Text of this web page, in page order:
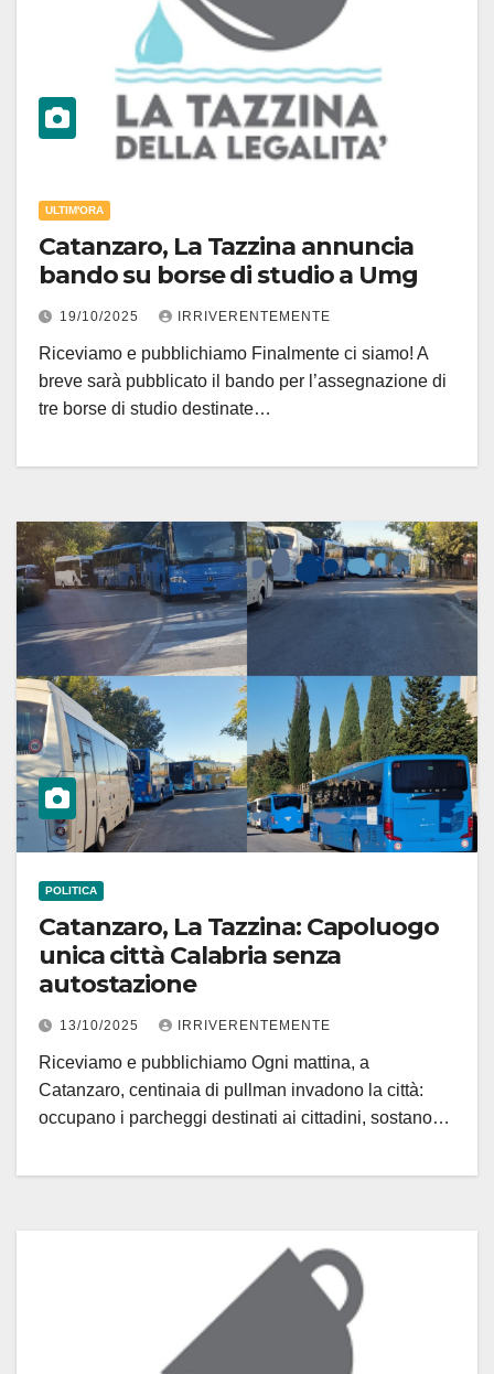
ULTIM'ORA
Catanzaro, La Tazzina annuncia
bando su borse di studio a Umg
19/10/2025 IRRIVERENTEMENTE
Riceviamo e pubblichiamo Finalmente ci siamo! A
breve sarà pubblicato il bando per l’assegnazione di
tre borse di studio destinate…
POLITICA
Catanzaro, La Tazzina: Capoluogo
unica città Calabria senza
autostazione
13/10/2025 IRRIVERENTEMENTE
Riceviamo e pubblichiamo Ogni mattina, a
Catanzaro, centinaia di pullman invadono la città:
occupano i parcheggi destinati ai cittadini, sostano…